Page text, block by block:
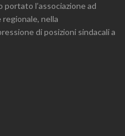
l’associazione ad
regionale, nella
di posizioni sindacali a